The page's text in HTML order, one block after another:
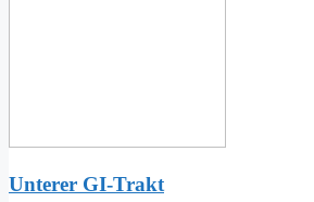
Unterer GI-Trakt